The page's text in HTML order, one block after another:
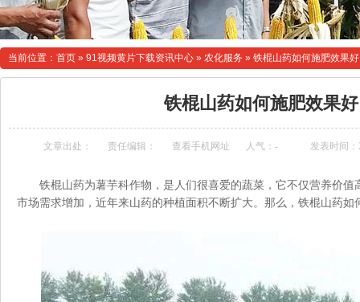
当前位置： 首页 » 91视频黄片下载资讯中心 » 农化服务 » 铁棍山药如何施肥效果
铁棍山药如何施肥效果
文章出处： 责任编辑： 查看手机网址 人气： - 发表时间：
铁棍山药为薯芋科作物，是人们很喜爱的蔬菜，它不仅营养价
市场需求增加，近年来山药的种植面积不断扩大。那么，铁棍山药如